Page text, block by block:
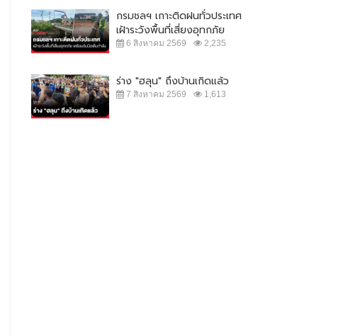
กรมชลฯ เกาะติดฝนทั่วประเทศ
เฝ้าระวังพื้นที่เสี่ยงอุทกภัย
6 สิงหาคม 2569 2,235
ร่าง "ฮลุน" ถึงบ้านเกิดแล้ว
7 สิงหาคม 2569 1,613